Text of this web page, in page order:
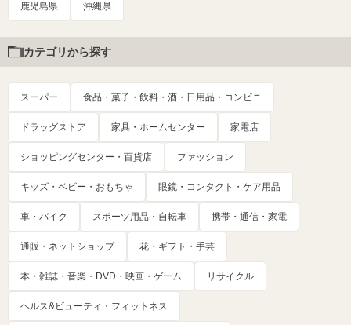
鹿児島県 沖縄県
カテゴリから探す
スーパー 食品・菓子・飲料・酒・日用品・コンビニ
ドラッグストア 家具・ホームセンター 家電店
ショッピングセンター・百貨店 ファッション
キッズ・ベビー・おもちゃ 眼鏡・コンタクト・ケア用品
車・バイク スポーツ用品・自転車 携帯・通信・家電
通販・ネットショップ 花・ギフト・手芸
本・雑誌・音楽・DVD・映画・ゲーム リサイクル
ヘルス&ビューティ・フィットネス